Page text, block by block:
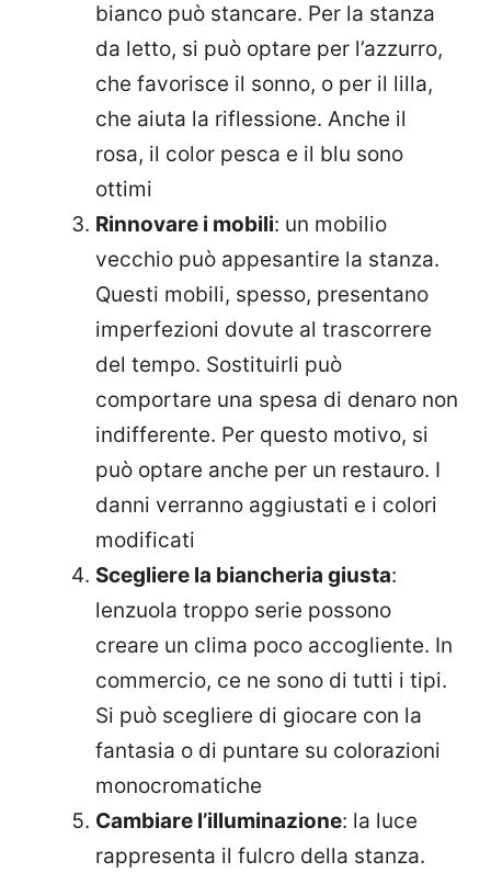
bianco può stancare. Per la stanza
da letto, si può optare per l’azzurro,
che favorisce il sonno, o per il lilla,
che aiuta la riflessione. Anche il
rosa, il color pesca e il blu sono
ottimi
Rinnovare i mobili: un mobilio
vecchio può appesantire la stanza.
Questi mobili, spesso, presentano
imperfezioni dovute al trascorrere
del tempo. Sostituirli può
comportare una spesa di denaro non
indifferente. Per questo motivo, si
può optare anche per un restauro. I
danni verranno aggiustati e i colori
modificati
Scegliere la biancheria giusta:
lenzuola troppo serie possono
creare un clima poco accogliente. In
commercio, ce ne sono di tutti i tipi.
Si può scegliere di giocare con la
fantasia o di puntare su colorazioni
monocromatiche
Cambiare l’illuminazione: la luce
rappresenta il fulcro della stanza.